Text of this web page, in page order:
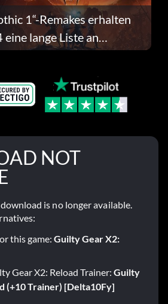
1“-Remakes erhalten
lange Liste an
NOT
is no longer available.
this game: Guilty Gear X2:
Gear X2: Reload Trainer: Guilty
(+10 Trainer) [Delta10Fy]